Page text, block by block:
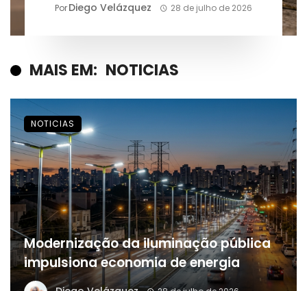
PorDiego Velázquez 28 de julho de 2026
MAIS EM: NOTICIAS
Modernização da iluminação pública
impulsiona economia de energia
NOTICIAS